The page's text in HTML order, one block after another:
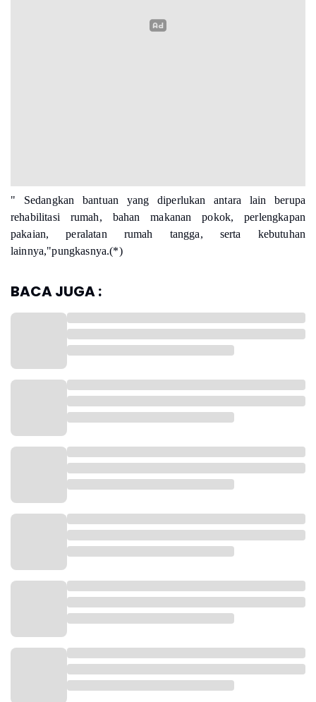
" Sedangkan bantuan yang diperlukan antara lain berupa
rehabilitasi rumah, bahan makanan pokok, perlengkapan
pakaian, peralatan rumah tangga, serta kebutuhan
lainnya,"pungkasnya.(*)
BACA JUGA :